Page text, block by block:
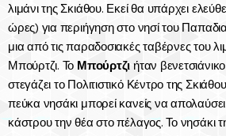
λιμάνι της Σκιάθου. Εκεί θα υπάρχει
ώρες) για περιήγηση στο νησί του
μια από τις παραδοσιακές ταβέρνες του
Μπούρτζι. Το Μπούρτζι ήταν
στεγάζει το Πολιτιστικό Κέντρο της
πεύκα νησάκι μπορεί κανείς να απολαύσει
κάστρου την θέα στο πέλαγος. Το νησάκι